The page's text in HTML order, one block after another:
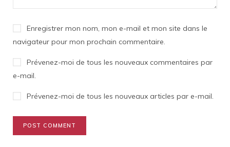
Enregistrer mon nom, mon e-mail et mon site dans le
navigateur pour mon prochain commentaire.
Prévenez-moi de tous les nouveaux commentaires par
e-mail.
Prévenez-moi de tous les nouveaux articles par e-mail.